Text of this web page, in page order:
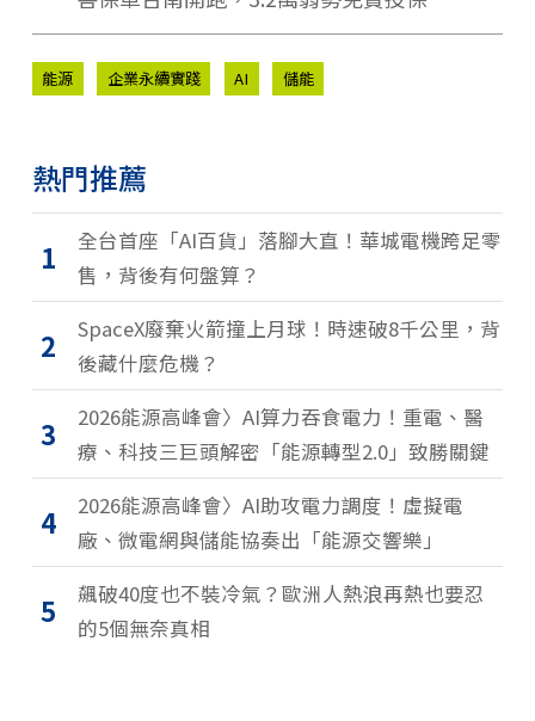
能源 企業永續實踐 AI 儲能
熱門推薦
1
全台首座「AI百貨」落腳大直！華城電機跨足零
售，背後有何盤算？
2
SpaceX廢棄火箭撞上月球！時速破8千公里，背
後藏什麼危機？
3
2026能源高峰會〉AI算力吞食電力！重電、醫
療、科技三巨頭解密「能源轉型2.0」致勝關鍵
4
2026能源高峰會〉AI助攻電力調度！虛擬電
廠、微電網與儲能協奏出「能源交響樂」
5
飆破40度也不裝冷氣？歐洲人熱浪再熱也要忍
的5個無奈真相